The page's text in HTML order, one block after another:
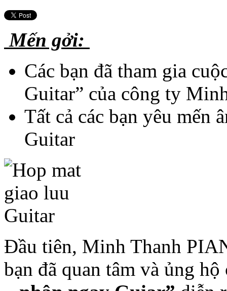
Mến gởi:
Các bạn đã tham gia
Guitar” của công ty
Tất cả các bạn yêu mến
Guitar
Đầu tiên, Minh Thanh
bạn đã quan tâm và ủng